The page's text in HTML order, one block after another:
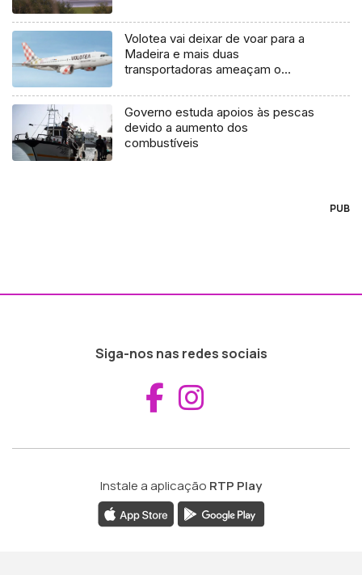
Volotea vai deixar de voar para a
Madeira e mais duas
transportadoras ameaçam o
Governo estuda apoios às pescas
devido a aumento dos
combustíveis
PUB
Siga-nos nas redes sociais
Aceder ao
Instale a aplicação RTP Play